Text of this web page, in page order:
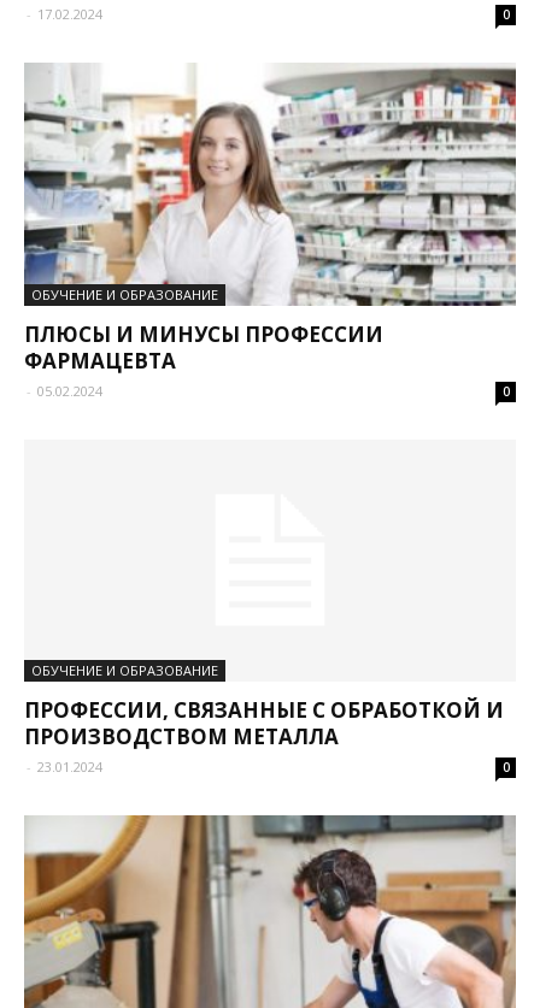
- 17.02.2024 0
ОБУЧЕНИЕ И ОБРАЗОВАНИЕ
ПЛЮСЫ И МИНУСЫ ПРОФЕССИИ
ФАРМАЦЕВТА
- 05.02.2024 0
ОБУЧЕНИЕ И ОБРАЗОВАНИЕ
ПРОФЕССИИ, СВЯЗАННЫЕ С ОБРАБОТКОЙ И
ПРОИЗВОДСТВОМ МЕТАЛЛА
- 23.01.2024 0